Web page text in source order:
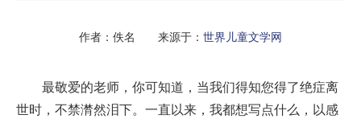
作者：佚名 来源于： 世界儿童文学网
最敬爱的老师，你可知道，当我们得知您得了绝症离
世时，不禁潸然泪下。一直以来，我都想写点什么，以感